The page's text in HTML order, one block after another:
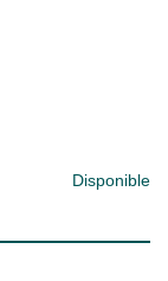
Disponible